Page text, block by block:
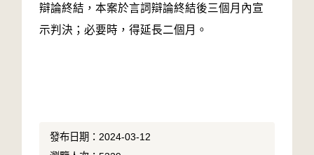
辯論終結，本案於言詞辯論終結後三個月內宣
示判決；必要時，得延長二個月。
發布日期：2024-03-12